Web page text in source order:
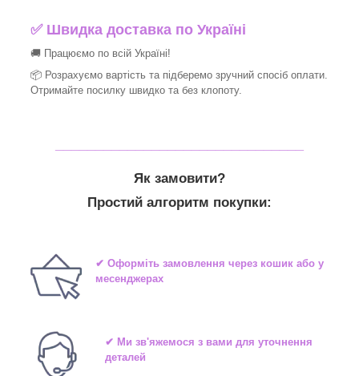
✅ Швидка доставка по Україні
🚚 Працюємо по всій Україні!
📦 Розрахуємо вартість та підберемо зручний спосіб оплати.
Отримайте посилку швидко та без клопоту.
Як замовити?
Простий алгоритм покупки:
✔ Оформіть замовлення через кошик або у
месенджерах
✔ Ми зв'яжемося з вами для уточнення
деталей